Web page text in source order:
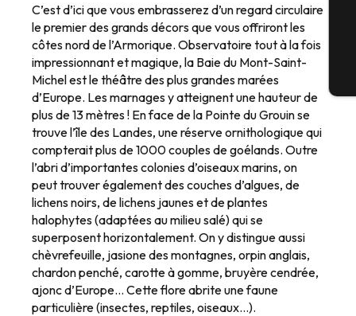
C’est d’ici que vous embrasserez d’un regard circulaire
le premier des grands décors que vous offriront les
côtes nord de l’Armorique. Observatoire tout à la fois
impressionnant et magique, la Baie du Mont-Saint-
Michel est le théâtre des plus grandes marées
d’Europe. Les marnages y atteignent une hauteur de
plus de 13 mètres ! En face de la Pointe du Grouin se
trouve l’île des Landes, une réserve ornithologique qui
compterait plus de 1000 couples de goélands. Outre
l’abri d’importantes colonies d’oiseaux marins, on
peut trouver également des couches d’algues, de
lichens noirs, de lichens jaunes et de plantes
halophytes (adaptées au milieu salé) qui se
superposent horizontalement. On y distingue aussi
chèvrefeuille, jasione des montagnes, orpin anglais,
chardon penché, carotte à gomme, bruyère cendrée,
ajonc d’Europe… Cette flore abrite une faune
particulière (insectes, reptiles, oiseaux…).